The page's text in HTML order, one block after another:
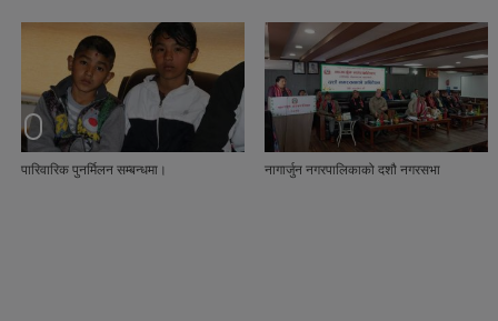
पारिवारिक पुनर्मिलन सम्बन्धमा। नागार्जुन नगरपालिकाको दशौ नगरसभा